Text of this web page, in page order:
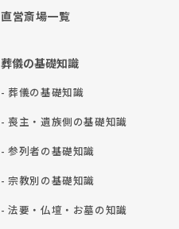
直営斎場一覧
葬儀の基礎知識
- 葬儀の基礎知識
- 喪主・遺族側の基礎知識
- 参列者の基礎知識
- 宗教別の基礎知識
- 法要・仏壇・お墓の知識